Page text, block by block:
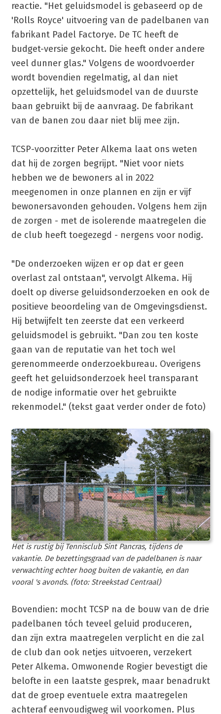
reactie. "Het geluidsmodel is gebaseerd op de
'Rolls Royce' uitvoering van de padelbanen van
fabrikant Padel Factorye. De TC heeft de
budget-versie gekocht. Die heeft onder andere
veel dunner glas." Volgens de woordvoerder
wordt bovendien regelmatig, al dan niet
opzettelijk, het geluidsmodel van de duurste
baan gebruikt bij de aanvraag. De fabrikant
van de banen zou daar niet blij mee zijn.
TCSP-voorzitter Peter Alkema laat ons weten
dat hij de zorgen begrijpt. "Niet voor niets
hebben we de bewoners al in 2022
meegenomen in onze plannen en zijn er vijf
bewonersavonden gehouden. Volgens hem zijn
de zorgen - met de isolerende maatregelen die
de club heeft toegezegd - nergens voor nodig.
"De onderzoeken wijzen er op dat er geen
overlast zal ontstaan", vervolgt Alkema. Hij
doelt op diverse geluidsonderzoeken en ook de
positieve beoordeling van de Omgevingsdienst.
Hij betwijfelt ten zeerste dat een verkeerd
geluidsmodel is gebruikt. "Dan zou ten koste
gaan van de reputatie van het toch wel
gerenommeerde onderzoekbureau. Overigens
geeft het geluidsonderzoek heel transparant
de nodige informatie over het gebruikte
rekenmodel." (tekst gaat verder onder de foto)
Het is rustig bij Tennisclub Sint Pancras, tijdens de
vakantie. De bezettingsgraad van de padelbanen is naar
verwachting echter hoog buiten de vakantie, en dan
vooral 's avonds. (foto: Streekstad Centraal)
Bovendien: mocht TCSP na de bouw van de drie
padelbanen tóch teveel geluid produceren,
dan zijn extra maatregelen verplicht en die zal
de club dan ook netjes uitvoeren, verzekert
Peter Alkema. Omwonende Rogier bevestigt die
belofte in een laatste gesprek, maar benadrukt
dat de groep eventuele extra maatregelen
achteraf eenvoudigweg wil voorkomen. Plus